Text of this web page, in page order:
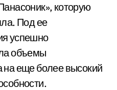
которую
Под ее
успешно
объемы
еще более высокий